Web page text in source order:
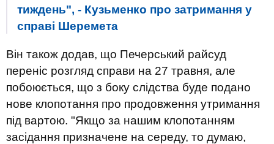
тиждень", - Кузьменко про затримання у
справі Шеремета
Він також додав, що Печерський райсуд
переніс розгляд справи на 27 травня, але
побоюється, що з боку слідства буде подано
нове клопотання про продовження утримання
під вартою. "Якщо за нашим клопотанням
засідання призначене на середу, то думаю,